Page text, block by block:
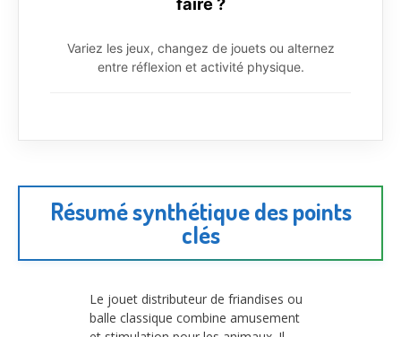
Variez les jeux, changez de jouets ou alternez
entre réflexion et activité physique.
Résumé synthétique des points
clés
Le jouet distributeur de friandises ou
balle classique combine amusement